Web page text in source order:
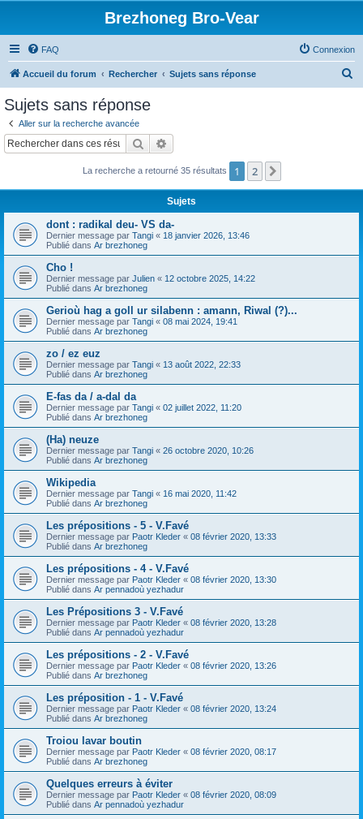
Brezhoneg Bro-Vear
FAQ Connexion
Accueil du forum Rechercher Sujets sans réponse
c
Sujets sans réponse
Aller sur la recherche avancée
Rechercher
La recherche a retourné 35 résultats 1 2
Sujets
dont : radikal deu- VS da-
Dernier message par Tangi « 18 janvier 2026, 13:46
Publié dans Ar brezhoneg
Cho !
Dernier message par Julien « 12 octobre 2025, 14:22
Publié dans Ar brezhoneg
Gerioù hag a goll ur silabenn : amann, Riwal (?)...
Dernier message par Tangi « 08 mai 2024, 19:41
Publié dans Ar brezhoneg
zo / ez euz
Dernier message par Tangi « 13 août 2022, 22:33
Publié dans Ar brezhoneg
E-fas da / a-dal da
Dernier message par Tangi « 02 juillet 2022, 11:20
Publié dans Ar brezhoneg
(Ha) neuze
Dernier message par Tangi « 26 octobre 2020, 10:26
Publié dans Ar brezhoneg
Wikipedia
Dernier message par Tangi « 16 mai 2020, 11:42
Publié dans Ar brezhoneg
Les prépositions - 5 - V.Favé
Dernier message par Paotr Kleder « 08 février 2020, 13:33
Publié dans Ar brezhoneg
Les prépositions - 4 - V.Favé
Dernier message par Paotr Kleder « 08 février 2020, 13:30
Publié dans Ar pennadoù yezhadur
Les Prépositions 3 - V.Favé
Dernier message par Paotr Kleder « 08 février 2020, 13:28
Publié dans Ar pennadoù yezhadur
Les prépositions - 2 - V.Favé
Dernier message par Paotr Kleder « 08 février 2020, 13:26
Publié dans Ar brezhoneg
Les préposition - 1 - V.Favé
Dernier message par Paotr Kleder « 08 février 2020, 13:24
Publié dans Ar brezhoneg
Troiou lavar boutin
Dernier message par Paotr Kleder « 08 février 2020, 08:17
Publié dans Ar brezhoneg
Quelques erreurs à éviter
Dernier message par Paotr Kleder « 08 février 2020, 08:09
Publié dans Ar pennadoù yezhadur